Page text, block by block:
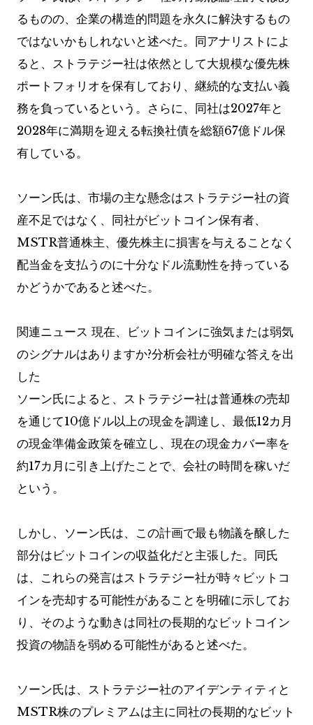
るものの、企業の構造的問題を永久に解決するもの
ではないかもしれないと述べた。同アナリストによ
ると、ストラテジー社は依然として大規模な優先株
ポートフォリオを保有しており、継続的な支払い義
務を負っているという。さらに、同社は2027年と
2028年に満期を迎える転換社債を総額67億ドル保
有している。
ソーン氏は、市場の主な懸念はストラテジー社の資
産不足ではなく、同社がビットコイン保有者、
MSTR普通株主、優先株主に損害を与えることなく
配当金を支払うのに十分なドル流動性を持っている
かどうかであると述べた。
関連ニュース 現在、ビットコインに強気または弱気
のシグナルはありますか?分析会社が明確な答えを出
した
ソーン氏によると、ストラテジー社は普通株の売却
を通じて10億ドル以上の現金を調達し、最低12カ月
の現金準備金政策を確立し、現在の現金カバー率を
約17カ月に引き上げたことで、会社の時間を稼いだ
という。
しかし、ソーン氏は、この計画で最も物議を醸した
部分はビットコインの収益化だと主張した。同氏
は、これらの発言はストラテジー社が時々ビットコ
インを売却する可能性があることを明確に示してお
り、そのような動きは同社の長期的なビットコイン
投資の物語を弱める可能性があると述べた。
ソーン氏は、ストラテジー社のアイデンティティと
MSTR株のプレミアムは主に同社の長期的なビット